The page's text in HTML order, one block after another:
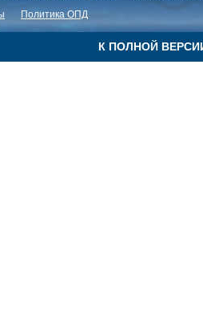
Политика ОПД
К ПОЛНОЙ